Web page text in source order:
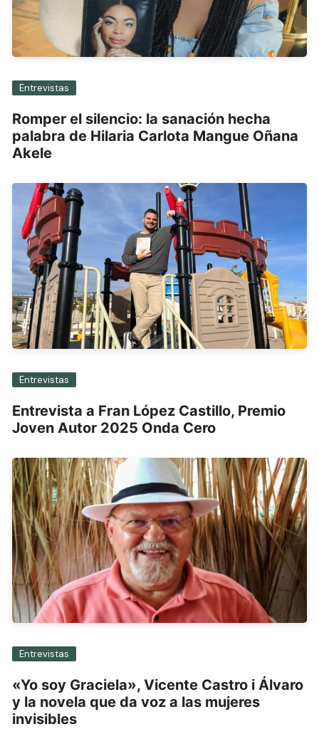
Entrevistas
Romper el silencio: la sanación hecha
palabra de Hilaria Carlota Mangue Oñana
Akele
Entrevistas
Entrevista a Fran López Castillo, Premio
Joven Autor 2025 Onda Cero
Entrevistas
«Yo soy Graciela», Vicente Castro i Álvaro
y la novela que da voz a las mujeres
invisibles